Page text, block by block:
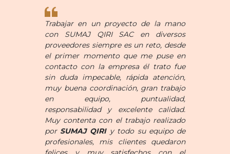
Trabajar en un proyecto de la mano
con SUMAJ QIRI SAC en diversos
proveedores siempre es un reto, desde
el primer momento que me puse en
contacto con la empresa él trato fue
sin duda impecable, rápida atención,
muy buena coordinación, gran trabajo
en equipo, puntualidad,
responsabilidad y excelente calidad.
Muy contenta con el trabajo realizado
por SUMAJ QIRIy todo su equipo de
profesionales, mis clientes quedaron